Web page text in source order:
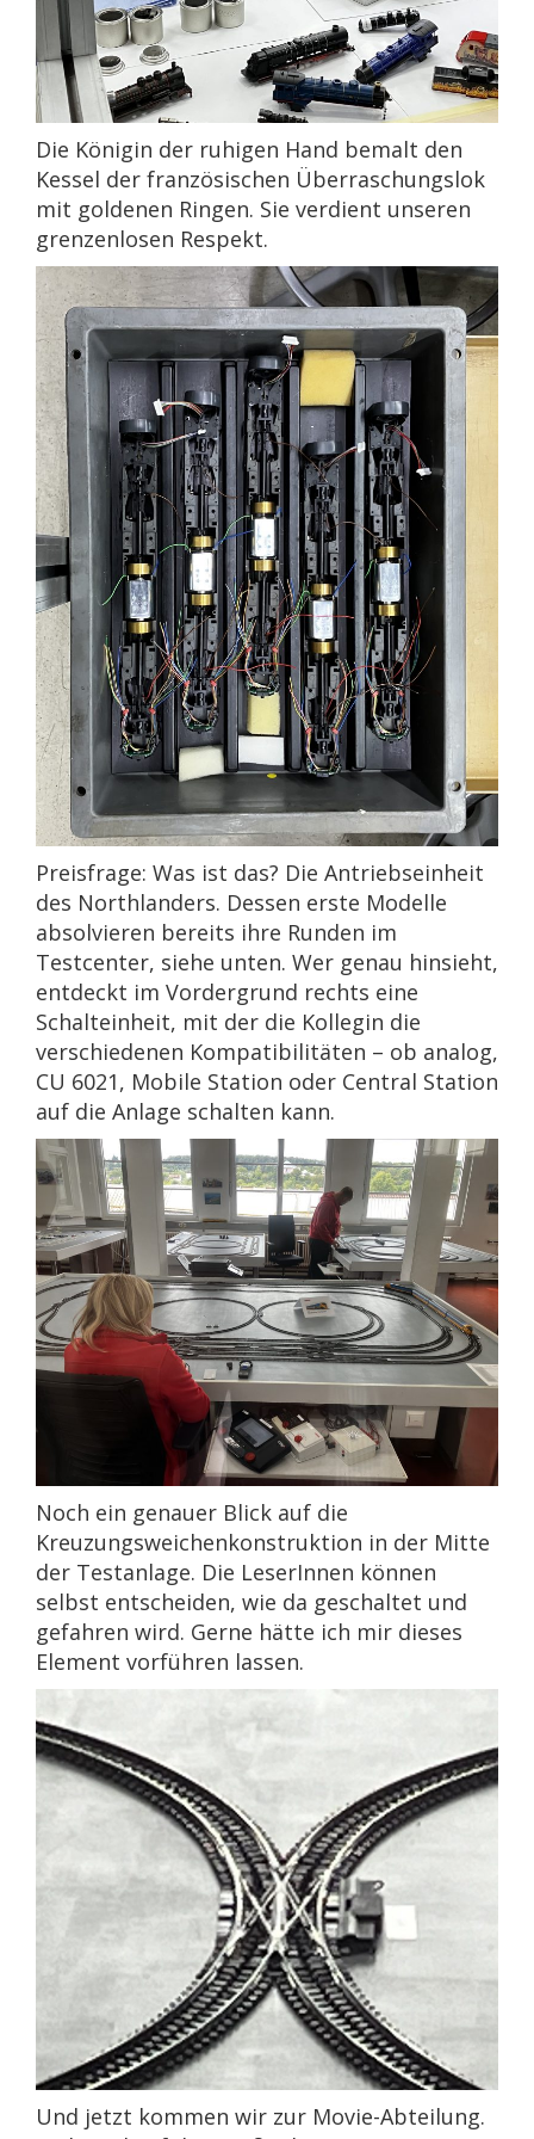
Die Königin der ruhigen Hand bemalt den
Kessel der französischen Überraschungslok
mit goldenen Ringen. Sie verdient unseren
grenzenlosen Respekt.
Preisfrage: Was ist das? Die Antriebseinheit
des Northlanders. Dessen erste Modelle
absolvieren bereits ihre Runden im
Testcenter, siehe unten. Wer genau hinsieht,
entdeckt im Vordergrund rechts eine
Schalteinheit, mit der die Kollegin die
verschiedenen Kompatibilitäten – ob analog,
CU 6021, Mobile Station oder Central Station
auf die Anlage schalten kann.
Noch ein genauer Blick auf die
Kreuzungsweichenkonstruktion in der Mitte
der Testanlage. Die LeserInnen können
selbst entscheiden, wie da geschaltet und
gefahren wird. Gerne hätte ich mir dieses
Element vorführen lassen.
Und jetzt kommen wir zur Movie-Abteilung.